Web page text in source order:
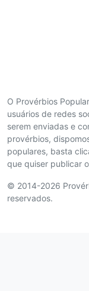
O Provérbios
usuários de redes
serem enviadas e
provérbios,
populares, basta
que quiser publicar
© 2014-2026
reservados.